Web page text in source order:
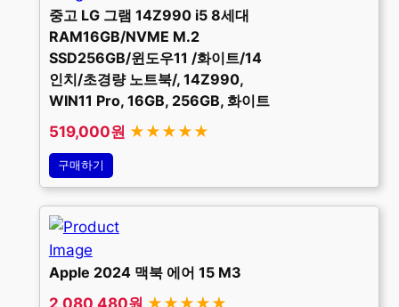
중고 LG 그램 14Z990 i5 8세대
RAM16GB/NVME M.2
SSD256GB/윈도우11 /화이트/14
인치/초경량 노트북/, 14Z990,
WIN11 Pro, 16GB, 256GB, 화이트
519,000원 ★★★★★
구매하기
Apple 2024 맥북 에어 15 M3